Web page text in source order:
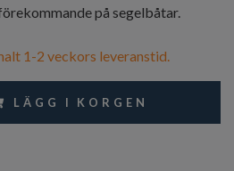
på segelbåtar.
1-2 veckors leveranstid.
LÄGG I KORGEN